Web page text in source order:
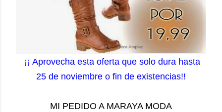
¡¡ Aprovecha esta oferta que solo dura hasta
25 de noviembre o fin de existencias!!
MI PEDIDO A MARAYA MODA